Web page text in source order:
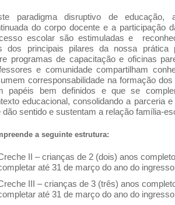
paradigma disruptivo de educação,
do corpo docente e a participação
escolar são estimuladas e
dos principais pilares da nossa prática
programas de capacitação e oficinas
e comunidade compartilham
corresponsabilidade na formação dos
papéis bem definidos e que se
educacional, consolidando a parceria
dão sentido e sustentam a relação família-
a seguinte estrutura:
II – crianças de 2 (dois) anos
até 31 de março do ano do
III – crianças de 3 (três) anos
até 31 de março do ano do